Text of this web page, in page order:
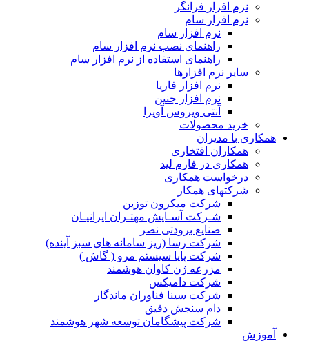
نرم افزار فرانگر
نرم افزار سام
نرم افزار سام
راهنمای نصب نرم افزار سام
راهنمای استفاده از نرم افزار سام
سایر نرم افزارها
نرم افزار فاریا
نرم افزار جنین
آنتی ویروس آویرا
خرید محصولات
همکاری با مدیران
همکاران افتخاری
همکاری در فارم لید
درخواست همکاری
شرکتهای همکار
شرکت میکرون توزین
شـرکت آسـایش مهتـران ایرانیـان
صنایع برودتی نصر
شرکت رسا (ریز سامانه های سبز آینده)
شرکت پایا سیستم مرو ( گاش )
مزرعه ژن کاوان هوشمند
شرکت دامیکس
شرکت سینا فناوران ماندگار
دام سنجش دقیق
شرکت پیشگامان توسعه شهر هوشمند
آموزش